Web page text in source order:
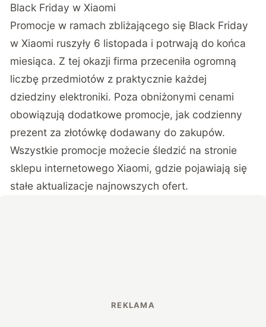
Black Friday w Xiaomi
Promocje w ramach zbliżającego się Black Friday
w Xiaomi ruszyły 6 listopada i potrwają do końca
miesiąca. Z tej okazji firma przeceniła ogromną
liczbę przedmiotów z praktycznie każdej
dziedziny elektroniki. Poza obniżonymi cenami
obowiązują dodatkowe promocje, jak codzienny
prezent za złotówkę dodawany do zakupów.
Wszystkie promocje możecie śledzić na stronie
sklepu internetowego Xiaomi, gdzie pojawiają się
stałe aktualizacje najnowszych ofert.